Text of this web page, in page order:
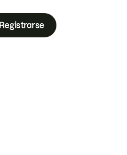
Registrarse